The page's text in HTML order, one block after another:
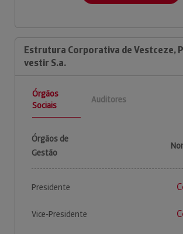
Estrutura Corporativa de Vestceze,
vestir S.a.
Órgãos
Sociais
Auditores
Órgãos de
Gestão
Presidente
Vice-Presidente